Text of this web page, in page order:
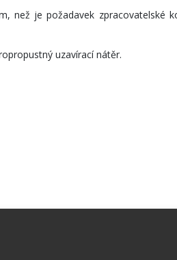
než je požadavek zpracovatelské
uzavírací nátěr.